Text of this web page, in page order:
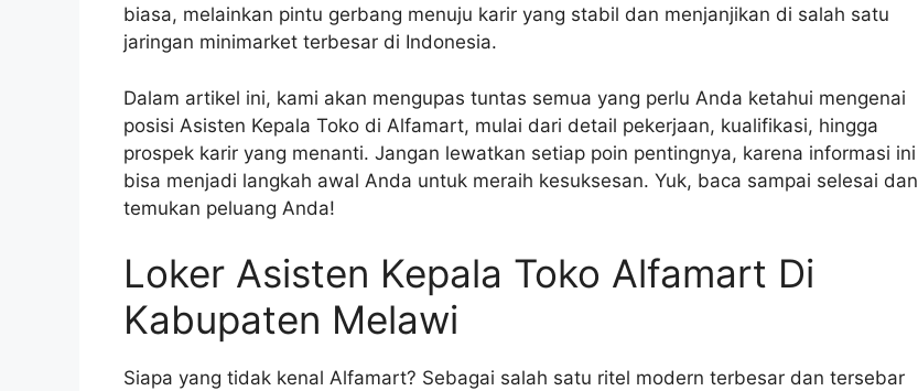
biasa, melainkan pintu gerbang menuju karir yang stabil dan menjanjikan di salah satu
jaringan minimarket terbesar di Indonesia.
Dalam artikel ini, kami akan mengupas tuntas semua yang perlu Anda ketahui mengenai
posisi Asisten Kepala Toko di Alfamart, mulai dari detail pekerjaan, kualifikasi, hingga
prospek karir yang menanti. Jangan lewatkan setiap poin pentingnya, karena informasi ini
bisa menjadi langkah awal Anda untuk meraih kesuksesan. Yuk, baca sampai selesai dan
temukan peluang Anda!
Loker Asisten Kepala Toko Alfamart Di
Kabupaten Melawi
Siapa yang tidak kenal Alfamart? Sebagai salah satu ritel modern terbesar dan tersebar